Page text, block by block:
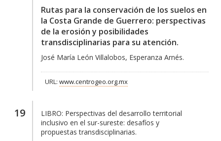
Rutas para la conservación de los suelos en
la Costa Grande de Guerrero: perspectivas
de la erosión y posibilidades
transdisciplinarias para su atención.
José María León Villalobos, Esperanza Arnés.
URL: www.centrogeo.org.mx
19 LIBRO: Perspectivas del desarrollo territorial
inclusivo en el sur-sureste: desafíos y
propuestas transdisciplinarias.